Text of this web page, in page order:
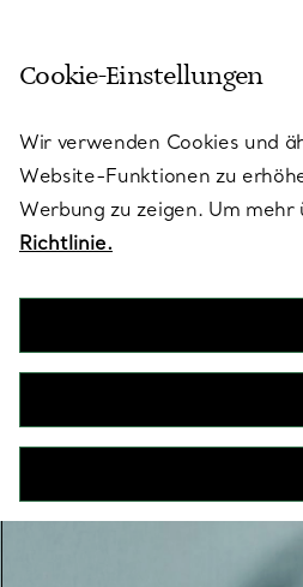
Cookie-Einstellungen
Wir verwenden Cookies und
Website-Funktionen zu
Werbung zu zeigen. Um
Richtlinie.